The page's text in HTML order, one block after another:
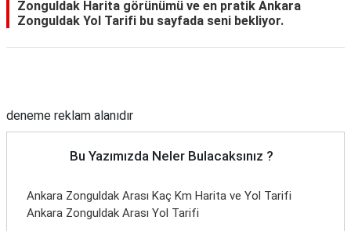
Zonguldak Harita görünümü ve en pratik Ankara
Zonguldak Yol Tarifi bu sayfada seni bekliyor.
deneme reklam alanıdır
Bu Yazımızda Neler Bulacaksınız ?
Ankara Zonguldak Arası Kaç Km Harita ve Yol Tarifi
Ankara Zonguldak Arası Yol Tarifi